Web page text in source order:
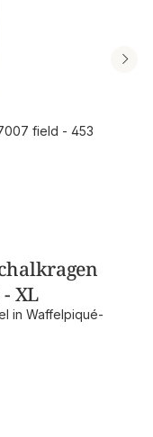
field - 453
Preis:
XL
in Waffelpiqué-